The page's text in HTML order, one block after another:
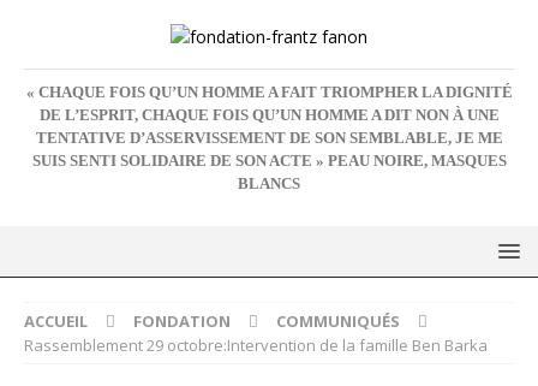
« CHAQUE FOIS QU’UN HOMME A FAIT TRIOMPHER LA DIGNITÉ
DE L’ESPRIT, CHAQUE FOIS QU’UN HOMME A DIT NON À UNE
TENTATIVE D’ASSERVISSEMENT DE SON SEMBLABLE, JE ME
SUIS SENTI SOLIDAIRE DE SON ACTE » PEAU NOIRE, MASQUES
BLANCS
ACCUEIL FONDATION
COMMUNIQUÉS
Rassemblement 29 octobre:Intervention de la famille Ben Barka